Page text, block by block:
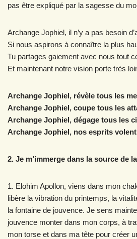
pas être expliqué par la sagesse du
Archange Jophiel, il n’y a pas besoin
Si nous aspirons à connaître la plus
Tu partages gaiement avec nous tout
Et maintenant notre vision porte très
Archange Jophiel, révèle tous les
Archange Jophiel, coupe tous les
Archange Jophiel, dégage tous les
Archange Jophiel, nos esprits
2. Je m’immerge dans la source de
1. Elohim Apollon, viens dans mon
libère la vibration du printemps, la
la fontaine de jouvence. Je sens
jouvence monter dans mon corps, à
mon torse et dans ma tête pour créer